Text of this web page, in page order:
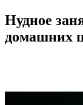
Нудное
домашних